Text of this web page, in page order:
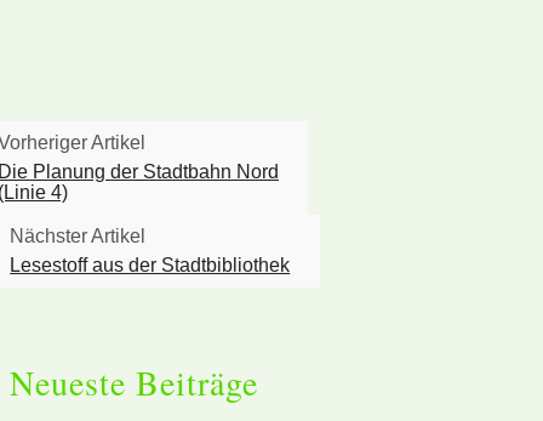
Artikel
Planung der Stadtbahn Nord
4)
Nächster Artikel
Lesestoff aus der Stadtbibliothek
Neueste Beiträge